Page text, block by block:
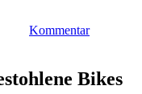
Kommentar
Bikes